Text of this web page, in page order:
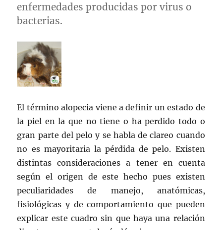
enfermedades producidas por virus o
bacterias.
El término alopecia viene a definir un estado de
la piel en la que no tiene o ha perdido todo o
gran parte del pelo y se habla de clareo cuando
no es mayoritaria la pérdida de pelo. Existen
distintas consideraciones a tener en cuenta
según el origen de este hecho pues existen
peculiaridades de manejo, anatómicas,
fisiológicas y de comportamiento que pueden
explicar este cuadro sin que haya una relación